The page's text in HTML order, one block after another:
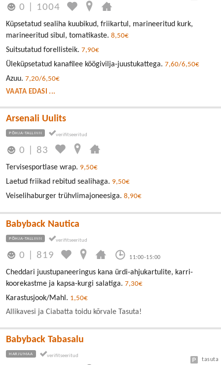
0 1004
Küpsetatud sealiha kuubikud, friikartul, marineeritud kurk,
marineeritud sibul, tomatikaste. 8,50€
Suitsutatud forellisteik. 7,90€
Üleküpsetatud kanafilee köögivilja-juustukattega. 7,60/6,50€
Azuu. 7,20/6,50€
VAATA EDASI ...
Arsenali Uulits
PÕHJA-TALLINN
0 83
Tervisesportlase wrap. 9,50€
Laetud friikad rebitud sealihaga. 9,50€
Veiselihaburger trühvlimajoneesiga. 8,90€
Babyback Nautica
PÕHJA-TALLINN
0 819 11:00-15:00
Cheddari juustupaneeringus kana ürdi-ahjukartulite, karri-
koorekastme ja kapsa-kurgi salatiga. 7,30€
Karastusjook/Mahl. 1,50€
Allikavesi ja Ciabatta toidu kõrvale Tasuta!
Babyback Tabasalu
HARJUMAA
tasuta